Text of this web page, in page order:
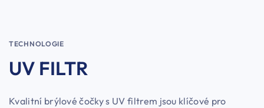
TECHNOLOGIE
UV FILTR
Kvalitní brýlové čočky s UV filtrem jsou klíčové pro